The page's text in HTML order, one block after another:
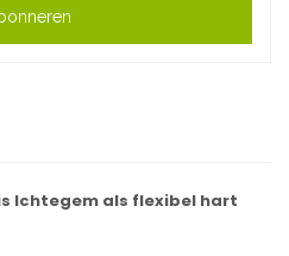
Ichtegem als flexibel hart